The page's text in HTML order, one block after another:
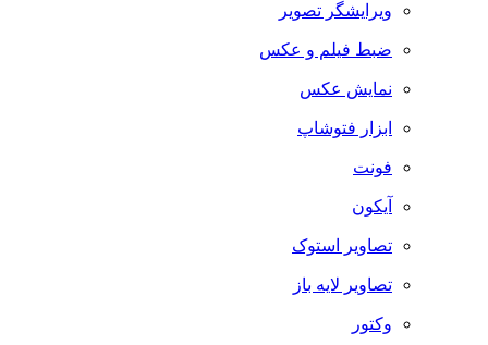
ویرایشگر تصویر
ضبط فيلم و عكس
نمایش عکس
ابزار فتوشاپ
فونت
آیکون
تصاویر استوک
تصاویر لایه باز
وکتور